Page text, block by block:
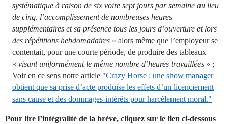
systématique à raison de six voire sept jours par semaine au lieu
de cinq, l’accomplissement de nombreuses heures
supplémentaires et sa présence tous les jours d’ouverture et lors
des répétitions hebdomadaires » alors même que l’employeur se
contentait, pour une courte période, de produire des tableaux
« visant uniformément le même nombre d’heures travaillées » ;
Voir en ce sens notre article "Crazy Horse : une show manager
obtient que sa prise d’acte produise les effets d’un licenciement
sans cause et des dommages-intérêts pour harcèlement moral."
Pour lire l’intégralité de la brève, cliquez sur le lien ci-dessous